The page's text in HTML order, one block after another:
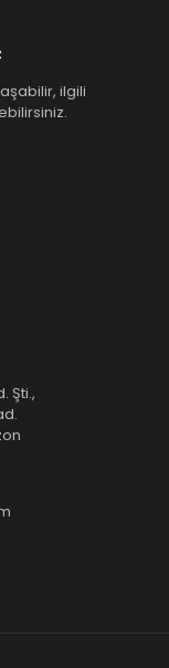
ilgili
Şti.,